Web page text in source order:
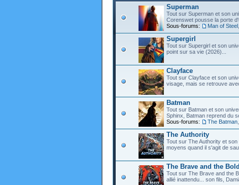
Superman
Tout sur Superman et son
Corenswet pousse la porte
Sous-forums:
Man of Steel
Supergirl
Tout sur Supergirl et son
point sur sa vie (2026)...
Clayface
Tout sur Clayface et son
visage, mais se retrouve
Batman
Tout sur Batman et son
Sphinx, Batman reprend du
Sous-forums:
The Batman
The Authority
Tout sur The Authority et
moyens quand il s'agit de
The Brave and the Bold
Tout sur The Brave and the
allié inattendu... son fils,